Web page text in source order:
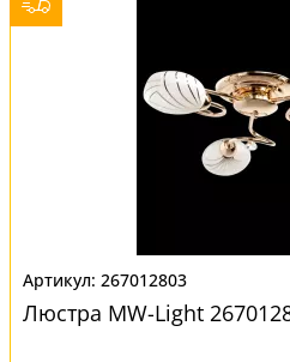
267012803
Люстра MW-Light